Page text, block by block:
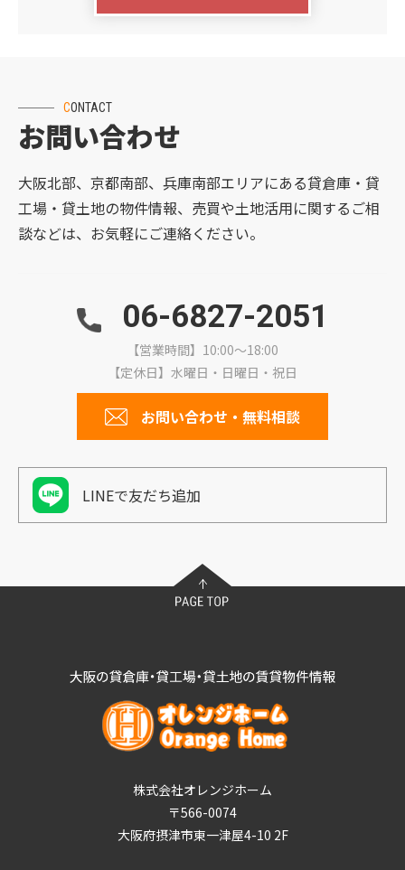
CONTACT
お問い合わせ
大阪北部、京都南部、兵庫南部エリアにある貸倉庫・貸
工場・貸土地の物件情報、売買や土地活用に関するご相
談などは、お気軽にご連絡ください。
06-6827-2051
【営業時間】10:00～18:00
【定休日】水曜日・日曜日・祝日
お問い合わせ・無料相談
LINEで友だち追加
株式会社オレンジホーム
〒566-0074
大阪府摂津市東一津屋4-10 2F